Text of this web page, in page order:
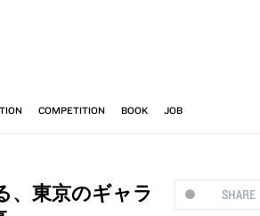
SHARE
、東京のギャラ